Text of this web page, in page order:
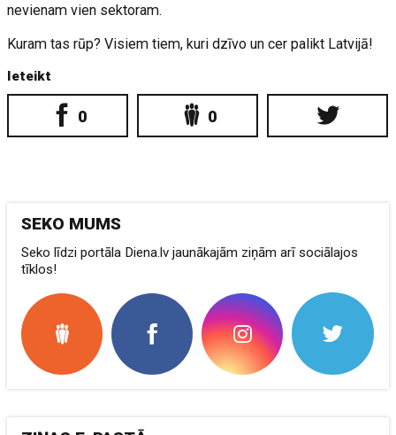
nevienam vien sektoram.
Kuram tas rūp? Visiem tiem, kuri dzīvo un cer palikt Latvijā!
Ieteikt
0 0
SEKO MUMS
Seko līdzi portāla Diena.lv jaunākajām ziņām arī sociālajos
tīklos!